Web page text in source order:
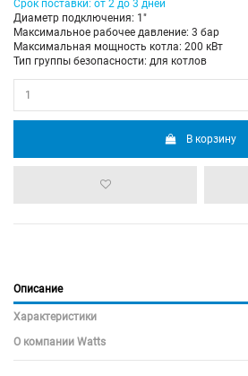
Срок поставки: от 2 до 3 дней
Диаметр подключения: 1"
Максимальное рабочее давление: 3 бар
Максимальная мощность котла: 200 кВт
Тип группы безопасности: для котлов
В корзину
Описание
Характеристики
О компании Watts